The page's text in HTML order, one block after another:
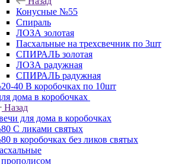
Конусные №55
Спираль
ЛОЗА золотая
Пасхальные на трехсвечник по 3шт
СПИРАЛЬ золотая
ЛОЗА радужная
СПИРАЛЬ радужная
40 В коробочках по 10шт
дома в коробочках
Назад
для дома в коробочках
С ликами святых
в коробочках без ликов святых